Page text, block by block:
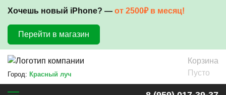
Хочешь новый iPhone? — от 2500₽ в месяц!
Перейти в магазин
Город: Красный луч
Корзина
Пусто